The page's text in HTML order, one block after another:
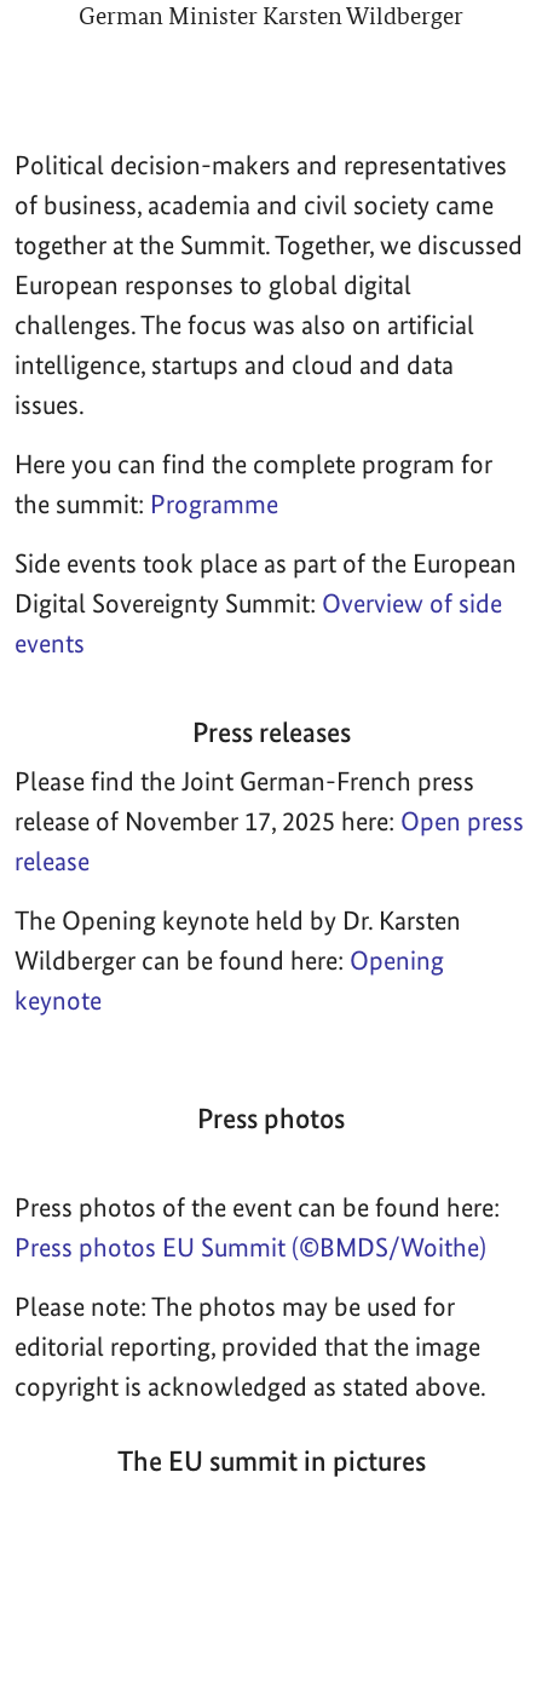
German Minister Karsten Wildberger
Political decision-makers and representatives
of business, academia and civil society came
together at the Summit. Together, we discussed
European responses to global digital
challenges. The focus was also on artificial
intelligence, startups and cloud and data
issues.
Here you can find the complete program for
the summit: Programme
Side events took place as part of the European
Digital Sovereignty Summit: Overview of side
events
Press releases
Please find the Joint German-French press
release of November 17, 2025 here: Open press
release
The Opening keynote held by Dr. Karsten
Wildberger can be found here: Opening
keynote
Press photos
Press photos of the event can be found here:
Press photos EU Summit (©BMDS/Woithe)
Please note: The photos may be used for
editorial reporting, provided that the image
copyright is acknowledged as stated above.
The EU summit in pictures